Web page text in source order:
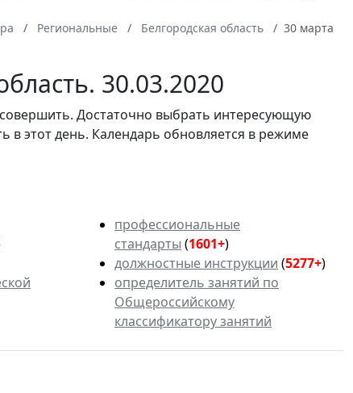
Региональные Белгородская область
30 марта
30.03.2020
Достаточно выбрать интересующую
в этот день. Календарь обновляется в режиме
профессиональные
стандарты (1601+)
должностные инструкции (5277+)
определитель занятий по
Общероссийскому
классификатору занятий